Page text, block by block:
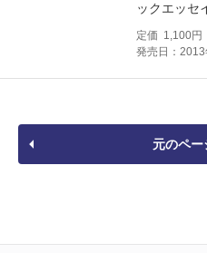
ックエッセ
定価 1,100円
発売日：2013
元のペー